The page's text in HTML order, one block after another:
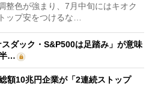
色が強まり、7月中旬にはキオク
ップ安をつけるな…
スダック・S&P500は足踏み」が意味
…
額10兆円企業が「2連続ストップ